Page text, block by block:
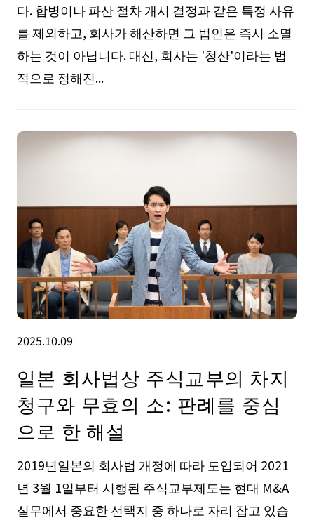
다. 합병이나 파산 절차 개시 결정과 같은 특정 사유
를 제외하고, 회사가 해산하면 그 법인은 즉시 소멸
하는 것이 아닙니다. 대신, 회사는 '청산'이라는 법
적으로 정해진...
2025.10.09
일본 회사법상 주식교부의 차지
청구와 무효의 소: 판례를 중심
으로 한 해설
2019년일본의 회사법 개정에 따라 도입되어 2021
년 3월 1일부터 시행된 주식교부제도는 현대 M&A
실무에서 중요한 선택지 중 하나로 자리 잡고 있습